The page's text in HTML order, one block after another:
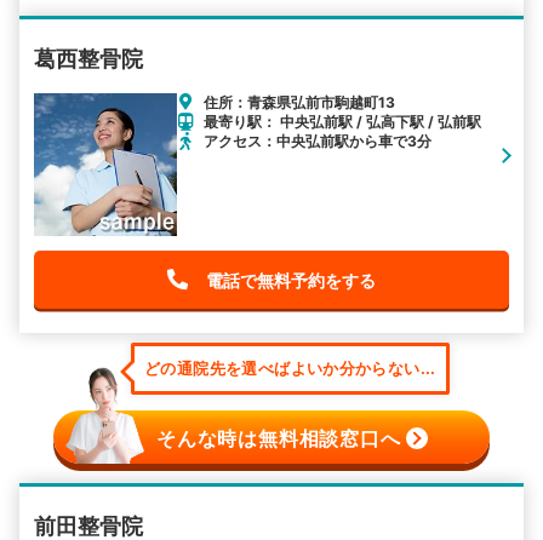
葛西整骨院
住所：青森県弘前市駒越町13
最寄り駅： 中央弘前駅 / 弘高下駅 / 弘前駅
アクセス：中央弘前駅から車で3分
電話で無料予約をする
どの通院先を選べばよいか分からない...
そんな時は無料相談窓口へ
前田整骨院